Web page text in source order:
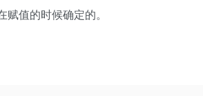
赋值的时候确定的。